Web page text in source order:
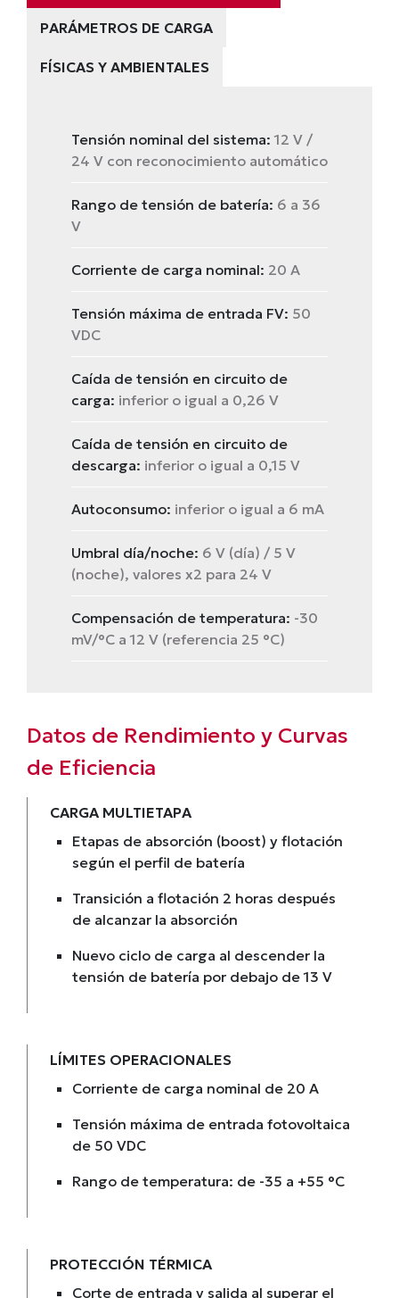
PARÁMETROS DE CARGA
FÍSICAS Y AMBIENTALES
Tensión nominal del sistema: 12 V /
24 V con reconocimiento automático
Rango de tensión de batería: 6 a 36
V
Corriente de carga nominal: 20 A
Tensión máxima de entrada FV: 50
VDC
Caída de tensión en circuito de
carga: inferior o igual a 0,26 V
Caída de tensión en circuito de
descarga: inferior o igual a 0,15 V
Autoconsumo: inferior o igual a 6 mA
Umbral día/noche: 6 V (día) / 5 V
(noche), valores x2 para 24 V
Compensación de temperatura: -30
mV/°C a 12 V (referencia 25 °C)
Datos de Rendimiento y Curvas
de Eficiencia
CARGA MULTIETAPA
Etapas de absorción (boost) y flotación
según el perfil de batería
Transición a flotación 2 horas después
de alcanzar la absorción
Nuevo ciclo de carga al descender la
tensión de batería por debajo de 13 V
LÍMITES OPERACIONALES
Corriente de carga nominal de 20 A
Tensión máxima de entrada fotovoltaica
de 50 VDC
Rango de temperatura: de -35 a +55 °C
PROTECCIÓN TÉRMICA
Corte de entrada y salida al superar el